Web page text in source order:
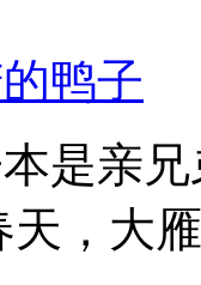
鸭子
是亲
天，大